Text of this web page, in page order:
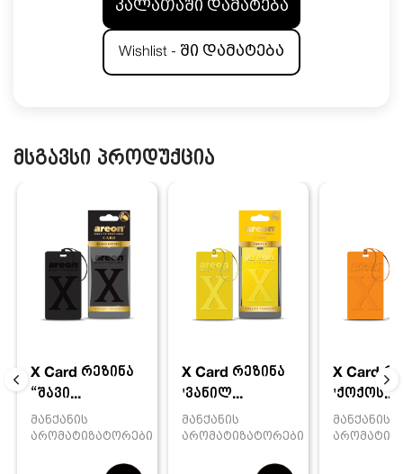
კალათაში დამატება
Wishlist - ში დამატება
მსგავსი პროდუქცია
X Card რეზინა
“შავი...
მანქანის
არომატიზატორები
X Card რეზინა
'ვანილ...
მანქანის
არომატიზატორები
X Card
'ქოქოს...
მანქანის